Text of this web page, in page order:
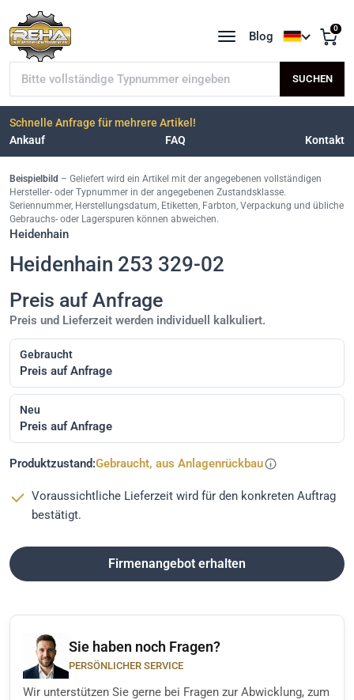
Typnummer suchen SUCHEN
Blog
Sprache
0
Schnelle Anfrage für mehrere Artikel!
Ankauf
FAQ Kontakt
Beispielbild – Geliefert wird ein Artikel mit der angegebenen vollständigen
Hersteller- oder Typnummer in der angegebenen Zustandsklasse.
Seriennummer, Herstellungsdatum, Etiketten, Farbton, Verpackung und übliche
Gebrauchs- oder Lagerspuren können abweichen.
Heidenhain
Heidenhain 253 329-02
Preis auf Anfrage
Preis und Lieferzeit werden individuell kalkuliert.
Gebraucht
Preis auf Anfrage
Neu
Preis auf Anfrage
Produktzustand:Gebraucht, aus Anlagenrückbau
Voraussichtliche Lieferzeit wird für den konkreten Auftrag
bestätigt.
Firmenangebot erhalten
Sie haben noch Fragen?
PERSÖNLICHER SERVICE
Wir unterstützen Sie gerne bei Fragen zur Abwicklung, zum